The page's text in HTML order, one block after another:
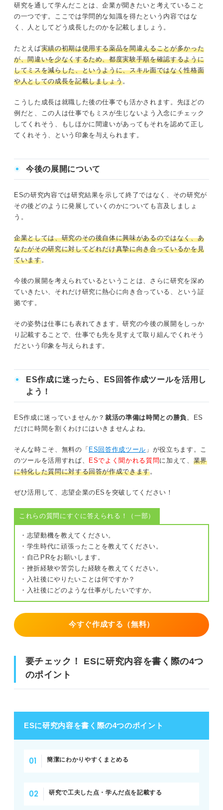
研究を通して学んだことは、企業が聞きたいと考えていること
の一つです。ここでは学問的な知識を得たという内容ではな
く、人としてどう成長したのかを記載しましょう。
たとえば実績の初期は使用する薬品を間違えることが多かった
が、間違いを少なくするため、都度実験手順を確認するように
してミスを減らした、というように、スキル面ではなく性格面
や人としての成長を記載しましょう。
こうした成長は就職した後の仕事でも活かされます。先ほどの
例だと、この人は仕事でもミスが生じないよう入念にチェック
してくれそう、もしほかに間違いがあってもそれを認めて正し
てくれそう、という印象を与えられます。
今後の展開について
ESの研究内容では研究結果を示して終了ではなく、その研究が
その後どのように発展していくのかについても言及しましょ
う。
企業としては、研究のその後自体に興味があるのではなく、あ
なたがその研究に対してどれだけ真摯に向き合っているかを見
ています。
今後の展開を考えられているということは、さらに研究を深め
ていきたい、それだけ研究に熱心に向き合っている、という証
拠です。
その姿勢は仕事にも表れてきます。研究の今後の展開をしっか
り記載することで、仕事でも先を見すえて取り組んでくれそう
だという印象を与えられます。
ES作成に迷ったら、ES回答作成ツールを活用し
よう！
ES作成に迷っていませんか？就活の準備は時間との勝負 。ES
だけに時間を割くわけにはいきませんよね。
そんな時こそ、無料の「ES回答作成ツール 」が役立ちます。こ
のツールを活用すれば、 ESでよく聞かれる質問に加えて、 業界
に特化した質問に対する回答が作成できます。
ぜひ活用して、志望企業のESを突破してください！
これらの質問にすぐに答えられる！（一部）
・志望動機を教えてください。
・学生時代に頑張ったことを教えてください。
・自己PRをお願いします。
・挫折経験や苦労した経験を教えてください。
・入社後にやりたいことは何ですか？
・入社後にどのような仕事がしたいですか。
今すぐ作成する（無料）
要チェック！ ESに研究内容を書く際の4つ
のポイント
ESに研究内容を書く際の4つのポイント
簡潔にわかりやすくまとめる
研究で工夫した点・学んだ点を記載する